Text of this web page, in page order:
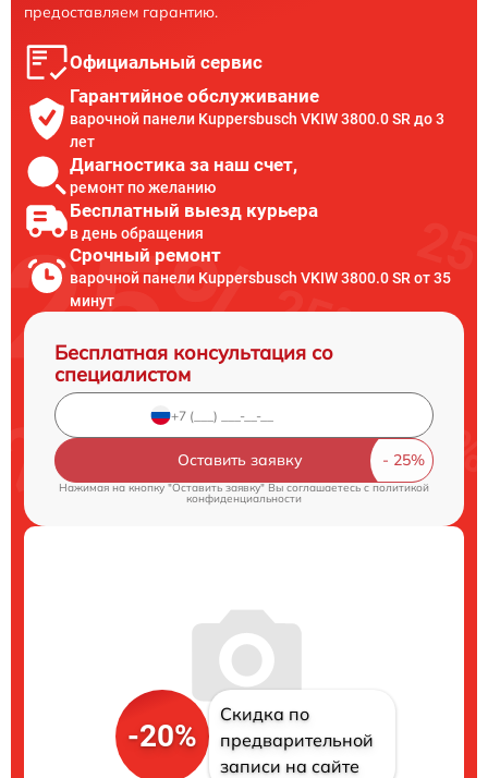
предоставляем гарантию.
Официальный сервис
Гарантийное обслуживание
варочной панели Kuppersbusch VKIW 3800.0 SR до 3
лет
Диагностика за наш счет,
ремонт по желанию
Бесплатный выезд курьера
в день обращения
Срочный ремонт
варочной панели Kuppersbusch VKIW 3800.0 SR от 35
минут
Бесплатная консультация со
специалистом
Оставить заявку
Нажимая на кнопку "Оставить заявку" Вы соглашаетесь cполитикой
конфиденциальности
-20%
Скидка по
предварительной
записи на сайте